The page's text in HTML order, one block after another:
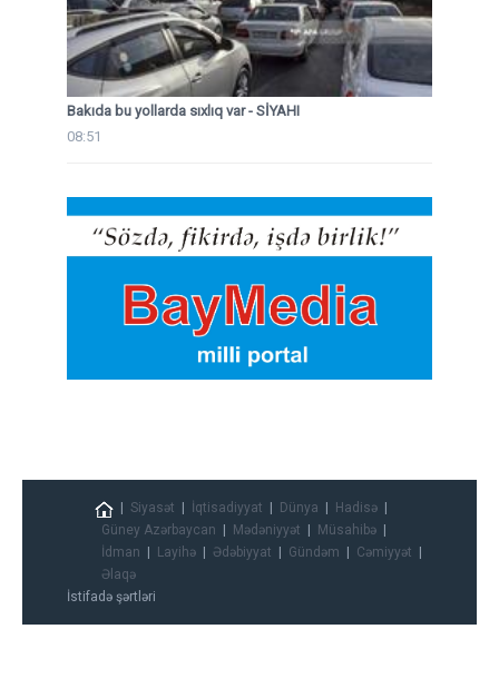
Bakıda bu yollarda sıxlıq var - SİYAHI
08:51
Siyasət İqtisadiyyat Dünya
Hadisə
Güney Azərbaycan
Mədəniyyət
Müsahibə
İdman
Layihə Ədəbiyyat Gündəm
Cəmiyyət
Əlaqə
İstifadə şərtləri